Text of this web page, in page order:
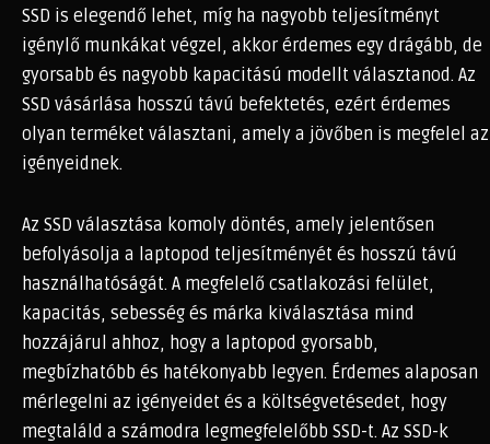
SSD is elegendő lehet, míg ha nagyobb teljesítményt
igénylő munkákat végzel, akkor érdemes egy drágább, de
gyorsabb és nagyobb kapacitású modellt választanod. Az
SSD vásárlása hosszú távú befektetés, ezért érdemes
olyan terméket választani, amely a jövőben is megfelel az
igényeidnek.
Az SSD választása komoly döntés, amely jelentősen
befolyásolja a laptopod teljesítményét és hosszú távú
használhatóságát. A megfelelő csatlakozási felület,
kapacitás, sebesség és márka kiválasztása mind
hozzájárul ahhoz, hogy a laptopod gyorsabb,
megbízhatóbb és hatékonyabb legyen. Érdemes alaposan
mérlegelni az igényeidet és a költségvetésedet, hogy
megtaláld a számodra legmegfelelőbb SSD-t. Az SSD-k